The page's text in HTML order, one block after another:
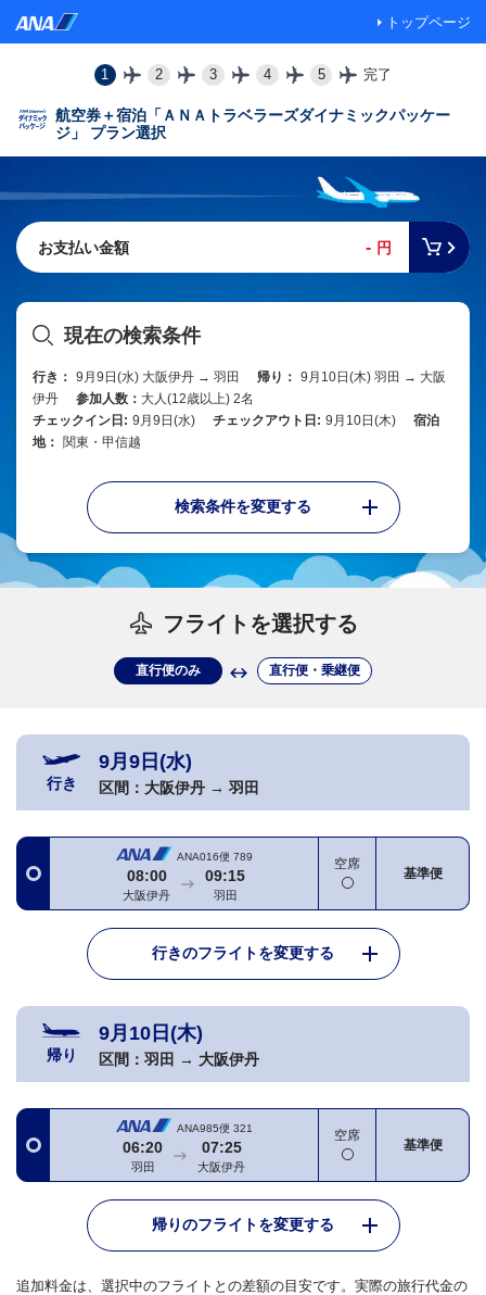
トップページ
1 2 3 4 5 完了
航空券＋宿泊「ＡＮＡトラベラーズダイナミックパッケー
ジ」 プラン選択
お支払い金額 - 円
現在の検索条件
行き： 9月9日(水) 大阪伊丹 → 羽田 帰り： 9月10日(木) 羽田 → 大阪
伊丹
参加人数： 大人(12歳以上) 2名
チェックイン日: 9月9日(水) チェックアウト日: 9月10日(木)
宿泊
地：
関東・甲信越
検索条件を変更する
フライトを選択する
直行便のみ 直行便・乗継便
行き
9月9日(水)
区間： 大阪伊丹 → 羽田
ANA016便 789
08:00
大阪伊丹
09:15
羽田
空席
基準便
行きのフライトを変更する
帰り
9月10日(木)
区間： 羽田 → 大阪伊丹
ANA985便 321
06:20
羽田
07:25
大阪伊丹
空席
基準便
帰りのフライトを変更する
追加料金は、選択中のフライトとの差額の目安です。実際の旅行代金の